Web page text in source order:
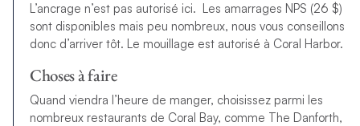
L’ancrage n’est pas autorisé ici. Les amarrages NPS (26 $)
sont disponibles mais peu nombreux, nous vous conseillons
donc d’arriver tôt. Le mouillage est autorisé à Coral Harbor.
Choses à faire
Quand viendra l’heure de manger, choisissez parmi les
nombreux restaurants de Coral Bay, comme The Danforth,